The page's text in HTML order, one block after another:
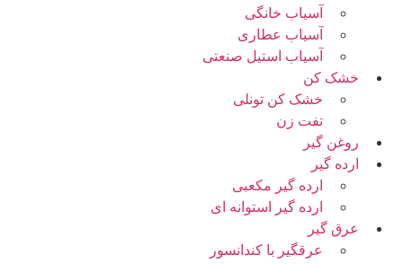
آسیاب خانگی
آسیاب عطاری
آسیاب استیل صنعتی
خشک کن
خشک کن تونلی
تفت زن
روغن گیر
ارده گیر
ارده گیر مکعبی
ارده گیر استوانه ای
عرق گیر
عرقگیر با کندانسور